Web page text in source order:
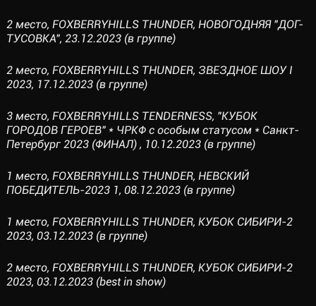
2 место, FOXBERRYHILLS THUNDER, НОВОГОДНЯЯ "ДОГ-
ТУСОВКА", 23.12.2023 (в группе)
2 место, FOXBERRYHILLS THUNDER, ЗВЕЗДНОЕ ШОУ I
2023, 17.12.2023 (в группе)
3 место, FOXBERRYHILLS TENDERNESS, "КУБОК
ГОРОДОВ ГЕРОЕВ" * ЧРКФ с особым статусом * Санкт-
Петербург 2023 (ФИНАЛ) , 10.12.2023 (в группе)
1 место, FOXBERRYHILLS THUNDER, НЕВСКИЙ
ПОБЕДИТЕЛЬ-2023 1, 08.12.2023 (в группе)
1 место, FOXBERRYHILLS THUNDER, КУБОК СИБИРИ-2
2023, 03.12.2023 (в группе)
2 место, FOXBERRYHILLS THUNDER, КУБОК СИБИРИ-2
2023, 03.12.2023 (best in show)